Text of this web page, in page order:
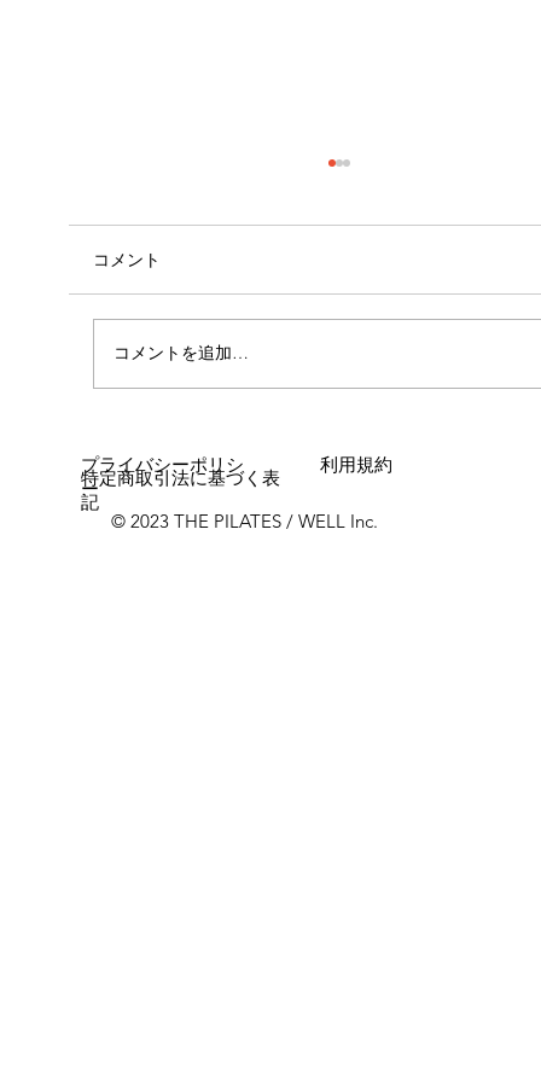
外腿の張り感
コメント
コメントを追加…
© 2023 THE PILATES / WELL Inc.
プライバシーポリシ
ー
利用規約
特定商取引法に基づく表
記